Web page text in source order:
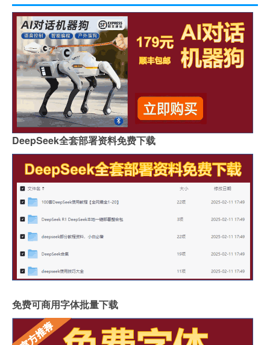
DeepSeek全套部署资料免费下载
免费可商用字体批量下载